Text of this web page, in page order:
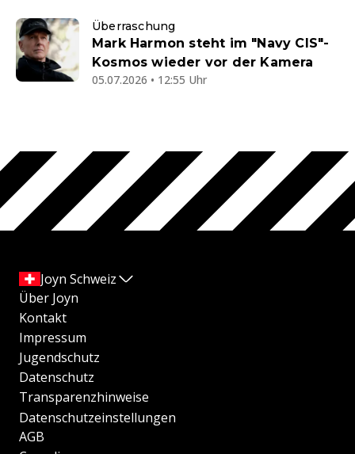
Überraschung
Mark Harmon steht im "Navy CIS"-
Kosmos wieder vor der Kamera
05.07.2026 • 12:55 Uhr
Joyn Schweiz
Über Joyn
Kontakt
Impressum
Jugendschutz
Datenschutz
Transparenzhinweise
Datenschutzeinstellungen
AGB